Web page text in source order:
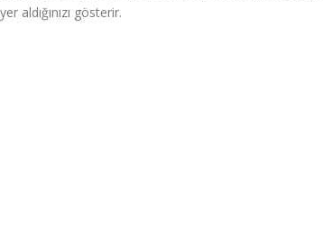
aldığınızı gösterir.